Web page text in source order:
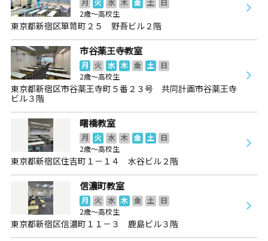
月 火 水 木 金 土
日
2歳～高校生
東京都新宿区箪笥町２５ 野吾ビル２階
市谷薬王寺教室
月 火 水 木 金 土
日
2歳～高校生
東京都新宿区市谷薬王寺町５番２３号 共同計画市谷薬王寺
ビル３階
曙橋教室
月 火 水 木 金 土
日
2歳～高校生
東京都新宿区住吉町１－１４ 水谷ビル２階
信濃町教室
月 火 水 木 金 土
日
2歳～高校生
東京都新宿区信濃町１１－３ 鹿島ビル３階